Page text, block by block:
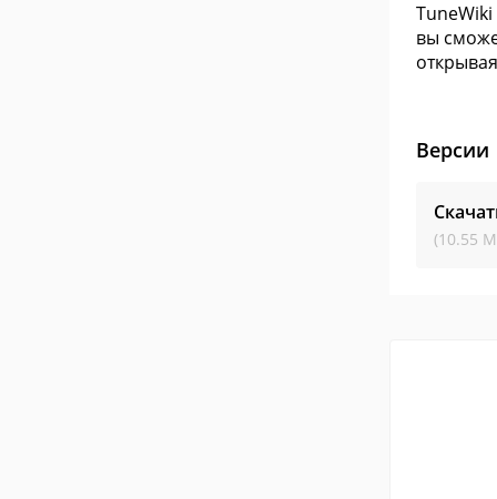
TuneWiki
вы
Версии
(10.55